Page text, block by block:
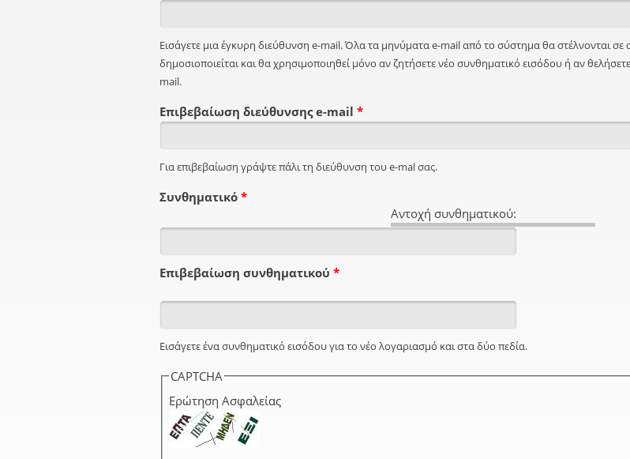
Εισάγετε μια έγκυρη διεύθυνση e-mail. Όλα τα μηνύματα e-mail από το σύστημα θα στέλνονται
δημοσιοποιείται και θα χρησιμοποιηθεί μόνο αν ζητήσετε νέο συνθηματικό εισόδου ή αν
mail.
Επιβεβαίωση διεύθυνσης e-mail *
Για επιβεβαίωση γράψτε πάλι τη διεύθυνση του e-mal σας.
Αντοχή συνθηματικού:
Συνθηματικό *
Επιβεβαίωση συνθηματικού *
Εισάγετε ένα συνθηματικό εισόδου για το νέο λογαριασμό και στα δύο πεδία.
CAPTCHA
Ερώτηση Ασφαλείας